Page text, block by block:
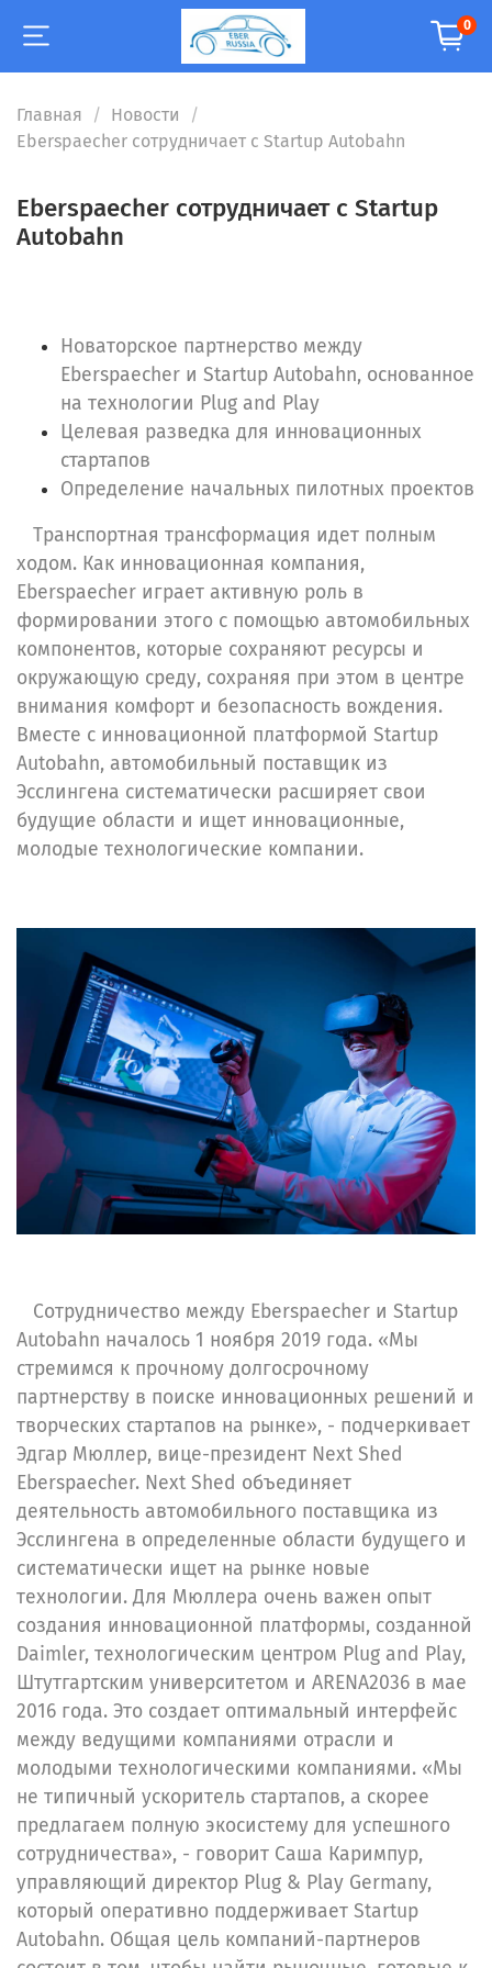
0
Главная
Новости
Eberspaecher сотрудничает с Startup Autobahn
Eberspaecher сотрудничает с Startup
Autobahn
Новаторское партнерство между
Eberspaecher и Startup Autobahn, основанное
на технологии Plug and Play
Целевая разведка для инновационных
стартапов
Определение начальных пилотных проектов
Транспортная трансформация идет полным
ходом. Как инновационная компания,
Eberspaecher играет активную роль в
формировании этого с помощью автомобильных
компонентов, которые сохраняют ресурсы и
окружающую среду, сохраняя при этом в центре
внимания комфорт и безопасность вождения.
Вместе с инновационной платформой Startup
Autobahn, автомобильный поставщик из
Эсслингена систематически расширяет свои
будущие области и ищет инновационные,
молодые технологические компании.
Сотрудничество между Eberspaecher и Startup
Autobahn началось 1 ноября 2019 года. «Мы
стремимся к прочному долгосрочному
партнерству в поиске инновационных решений и
творческих стартапов на рынке», - подчеркивает
Эдгар Мюллер, вице-президент Next Shed
Eberspaecher. Next Shed объединяет
деятельность автомобильного поставщика из
Эсслингена в определенные области будущего и
систематически ищет на рынке новые
технологии. Для Мюллера очень важен опыт
создания инновационной платформы, созданной
Daimler, технологическим центром Plug and Play,
Штутгартским университетом и ARENA2036 в мае
2016 года. Это создает оптимальный интерфейс
между ведущими компаниями отрасли и
молодыми технологическими компаниями. «Мы
не типичный ускоритель стартапов, а скорее
предлагаем полную экосистему для успешного
сотрудничества», - говорит Саша Каримпур,
управляющий директор Plug & Play Germany,
который оперативно поддерживает Startup
Autobahn. Общая цель компаний-партнеров